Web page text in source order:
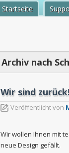
Startseite
Archiv nach
Wir sind
Veröffentlicht von
Wir wollen Ihnen mit
neue Design gefällt.